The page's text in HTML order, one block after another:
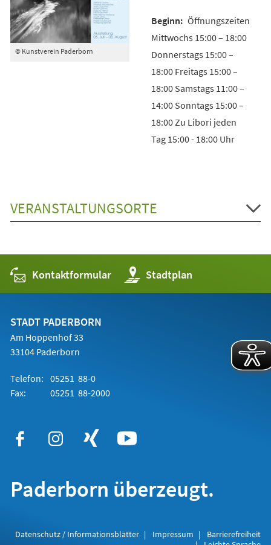
© Kunstverein Paderborn
Öffnungszeiten
Mittwochs 15:00 – 18:00
Donnerstags 15:00 –
18:00 Freitags 15:00 –
18:00 Samstags 11:00 –
14:00 Sonntags 15:00 –
18:00 Zu Libori jeden
Tag 15:00 - 18:00 Uhr
VERANSTALTUNGSORTE
Kontaktformular Stadtplan
(Öffnet
in
einem
STADT PADERBORN
Am Hoppenhof 33
33104 Paderborn
Telefon: 05251 88-0
Fax:
05251 88-2000
Paderborn überzeugt.
Datenschutz / Informationsblätter Impressum
Barrierefreiheit